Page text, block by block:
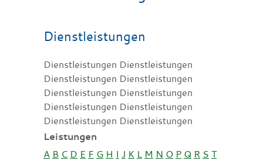
Dienstleistungen
Dienstleistungen Dienstleistungen
Dienstleistungen Dienstleistungen
Dienstleistungen Dienstleistungen
Dienstleistungen Dienstleistungen
Dienstleistungen Dienstleistungen
Leistungen
A B C D E F G H I J K L M N O P Q R S T